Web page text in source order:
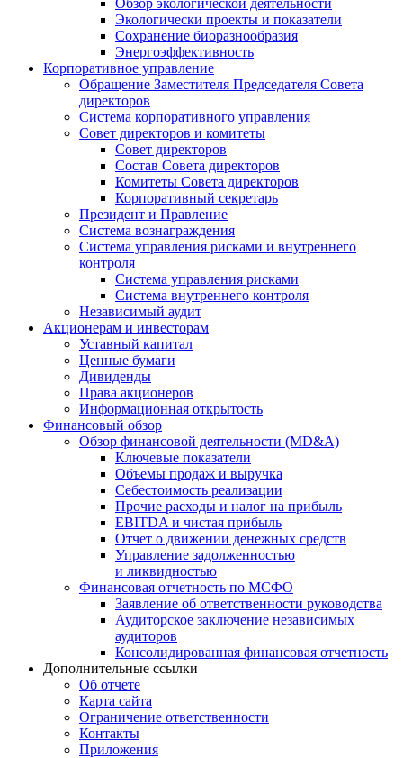
Обзор экологической деятельности
Экологически проекты и показатели
Сохранение биоразнообразия
Энергоэффективность
Корпоративное управление
Обращение Заместителя Председателя Совета
директоров
Система корпоративного управления
Совет директоров и комитеты
Совет директоров
Состав Совета директоров
Комитеты Совета директоров
Корпоративный секретарь
Президент и Правление
Система вознаграждения
Система управления рисками и внутреннего
контроля
Система управления рисками
Система внутреннего контроля
Независимый аудит
Акционерам и инвесторам
Уставный капитал
Ценные бумаги
Дивиденды
Права акционеров
Информационная открытость
Финансовый обзор
Обзор финансовой деятельности (MD&A)
Ключевые показатели
Объемы продаж и выручка
Себестоимость реализации
Прочие расходы и налог на прибыль
EBITDA и чистая прибыль
Отчет о движении денежных средств
Управление задолженностью
и ликвидностью
Финансовая отчетность по МСФО
Заявление об ответственности руководства
Аудиторское заключение независимых
аудиторов
Консолидированная финансовая отчетность
Дополнительные ссылки
Об отчете
Карта сайта
Ограничение ответственности
Контакты
Приложения